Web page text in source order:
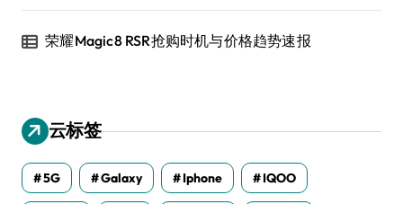
荣耀Magic8 RSR抢购时机与价格趋势速报
云标签
5G Galaxy Iphone IQOO